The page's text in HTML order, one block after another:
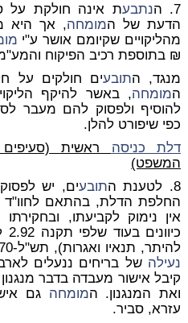
7. ה
נתבעת אינה חולקת על
הדעת של המומחה, אך היא
מהליקויים שקיומם אושר ע"י
₪ בתוספת רכיב הפיקוח
מנגד, התובעים חולקים על
המומחה, באשר להיקף
להוסיף ולפסוק להם מעבר
כפי שיפורט להלן.
דלת כניסה ראשית (סעיפים 5-11 לחוו"ד
המשפט)
8. לטענת ה
תובע
החלפת הדלת, בהתאם לחוו"ד
אין נימוק לקביעתו,
להיתר, תנאיו ואגרות), תש"ל-1970 (להלן: "התקנות") נדרשת
נעילה של בריחים ננעלים
קיבל אישור מעבדה בדבר
ואת המנגנון. המומחה גם
עזרא, סביר.